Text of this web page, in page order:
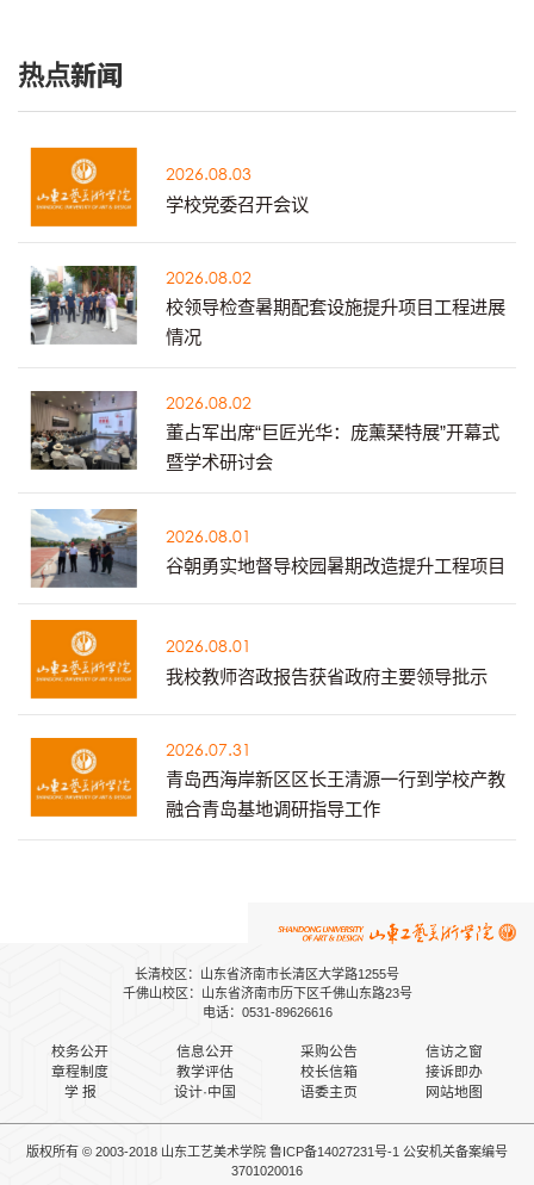
热点新闻
2026.08.03
学校党委召开会议
2026.08.02
校领导检查暑期配套设施提升项目工程进展
情况
2026.08.02
董占军出席“巨匠光华：庞薰琹特展”开幕式
暨学术研讨会
2026.08.01
谷朝勇实地督导校园暑期改造提升工程项目
2026.08.01
我校教师咨政报告获省政府主要领导批示
2026.07.31
青岛西海岸新区区长王清源一行到学校产教
融合青岛基地调研指导工作
长清校区：山东省济南市长清区大学路1255号
千佛山校区：山东省济南市历下区千佛山东路23号
电话：0531-89626616
校务公开 信息公开 采购公告
信访之窗
章程制度
教学评估 校长信箱
接诉即办
学 报
设计·中国 语委主页 网站地图
版权所有 © 2003-2018 山东工艺美术学院 鲁ICP备14027231号-1 公安机关备案编号
3701020016